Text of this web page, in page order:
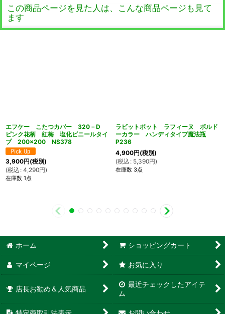
この商品ページを見た人は、こんな商品ページも見て
ます
エフケー こたつカバー 320－D
ピンク花柄 紅梅 塩化ビニールタイ
プ 200×200 NS378
3,900円(税別)
(税込 : 4,290円)
在庫数 1点
ラビットポット ラフィーヌ ボルド
ーカラー ハンディタイプ魔法瓶
P236
4,900円(税別)
(税込 : 5,390円)
在庫数 3点
ホーム ショッピングカート
マイページ お気に入り
店長お勧め＆人気商品
最近チェックしたアイテ
ム